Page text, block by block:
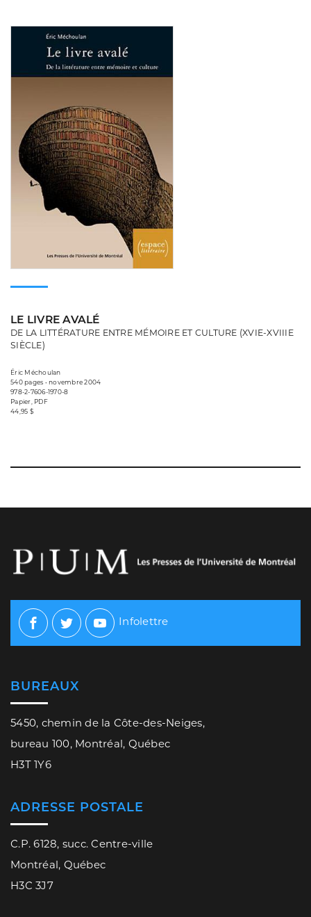
LE LIVRE AVALÉ
DE LA LITTÉRATURE ENTRE MÉMOIRE ET CULTURE (XVIE-XVIIIE
SIÈCLE)
Éric Méchoulan
540 pages • novembre 2004
978-2-7606-1970-8
Papier, PDF
44,95 $
Facebook
TwitterYoutube
Infolettre
BUREAUX
5450, chemin de la Côte-des-Neiges,
bureau 100, Montréal, Québec
H3T 1Y6
ADRESSE POSTALE
C.P. 6128, succ. Centre-ville
Montréal, Québec
H3C 3J7